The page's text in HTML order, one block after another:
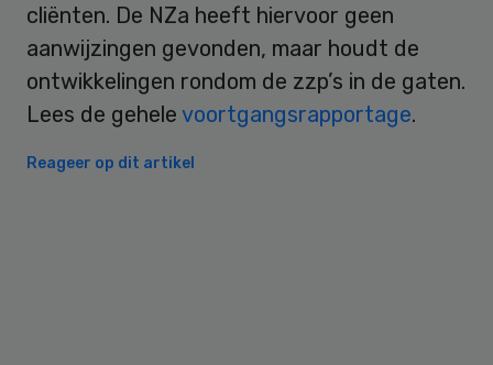
cliënten. De NZa heeft hiervoor geen
aanwijzingen gevonden, maar houdt de
ontwikkelingen rondom de zzp’s in de gaten.
Lees de gehele voortgangsrapportage.
Reageer op dit artikel